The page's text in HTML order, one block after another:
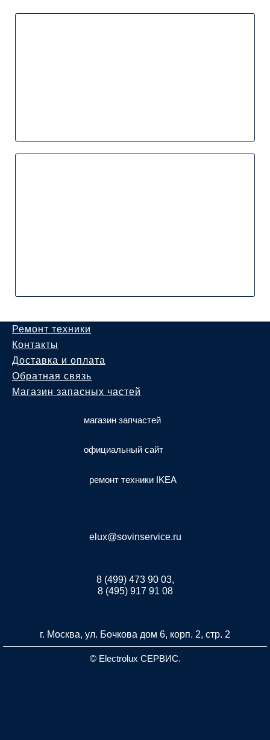
Ремонт техники
Контакты
Доставка и оплата
Обратная связь
Магазин запасных частей
магазин запчастей
официальный сайт
ремонт техники IKEA
elux@sovinservice.ru
8 (499) 473 90 03,
8 (495) 917 91 08
г. Москва, ул. Бочкова дом 6, корп. 2, стр. 2
© Electrolux СЕРВИС.